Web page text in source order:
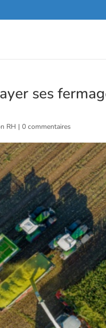
ses
RH |0 commentaires